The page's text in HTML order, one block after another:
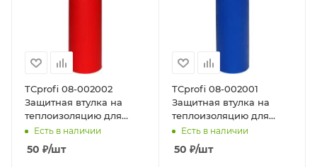
TCprofi 08-002002
Защитная втулка на
теплоизоляцию для
маркировки, труба 20
мм, красная
Есть в наличии
50 ₽/шт
TCprofi 08-002001
Защитная втулка на
теплоизоляцию для
маркировки, труба 20
мм, синяя
Есть в наличии
50 ₽/шт